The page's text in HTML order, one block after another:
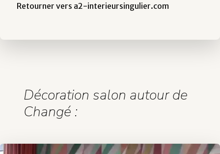
Retourner vers a2-interieursingulier.com
Décoration salon autour de
Changé :